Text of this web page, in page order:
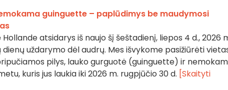
guinguette – paplūdimys be maudymosi
atsidarys iš naujo šį šeštadienį, liepos 4 d., 2026
uždarymo dėl audrų. Mes išvykome pasižiūrėti
pilys, lauko gurguotė (guinguette) ir
kuris jus laukia iki 2026 m. rugpjūčio 30 d. [Skaityti